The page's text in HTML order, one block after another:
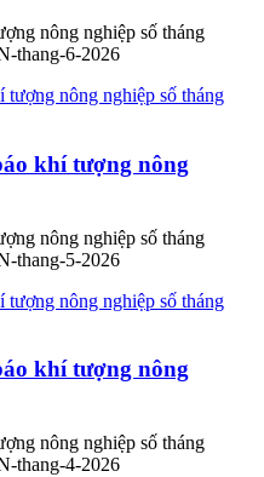
nông nghiệp số tháng
thang-6-2026
khí tượng nông
nông nghiệp số tháng
thang-5-2026
khí tượng nông
nông nghiệp số tháng
thang-4-2026